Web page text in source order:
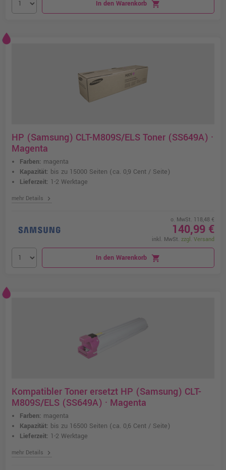
In den Warenkorb shopping_cart
HP (Samsung) CLT-M809S/ELS Toner (SS649A) ·
Magenta
Farben: magenta
Kapazität: bis zu 15000 Seiten (ca. 0,9 Cent / Seite)
Lieferzeit: 1-2 Werktage
mehr Details chevron_right
o. MwSt. 118,48 €
140,99 €
inkl. MwSt. zzgl. Versand
In den Warenkorb shopping_cart
Kompatibler Toner ersetzt HP (Samsung) CLT-
M809S/ELS (SS649A) · Magenta
Farben: magenta
Kapazität: bis zu 16500 Seiten (ca. 0,6 Cent / Seite)
Lieferzeit: 1-2 Werktage
mehr Details chevron_right